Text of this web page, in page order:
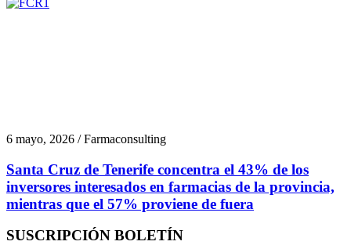
6 mayo, 2026 / Farmaconsulting
Santa Cruz de Tenerife concentra el 43% de los
inversores interesados en farmacias de la provincia,
mientras que el 57% proviene de fuera
SUSCRIPCIÓN BOLETÍN